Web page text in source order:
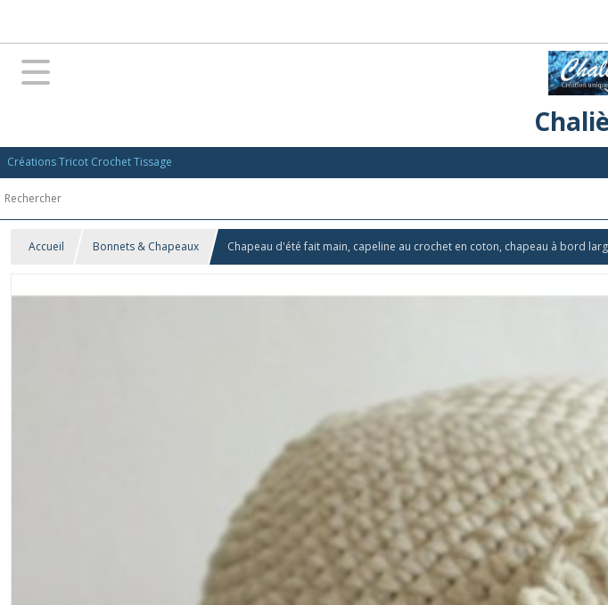
Créations Tricot Crochet Tissage
Accueil Bonnets & Chapeaux Chapeau d'été fait main, capeline au crochet en coton, chapeau à bord